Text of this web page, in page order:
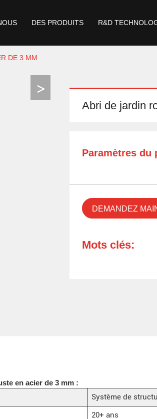
DES PRODUITS R&D
DE 3 MM
Abri de jardin
Paramètres du
DEMANDEZ
Mots clés:
en acier de 3 mm :
Système de
20+ ans